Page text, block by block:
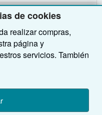
de cookies
realizar compras,
página y
servicios. También
el modo en que los
poder realizar
utilizaremos
contenido relevante